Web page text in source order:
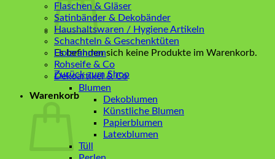
Es befinden sich keine Produkte im Warenkorb.
Zurück zum Shop
Warenkorb
Flaschen & Gläser
Satinbänder & Dekobänder
Haushaltswaren / Hygiene Artikeln
Schachteln & Geschenktüten
Holzrahmen
Rohseife & Co
Dekoartikel & Co
Blumen
Dekoblumen
Künstliche Blumen
Papierblumen
Latexblumen
Tüll